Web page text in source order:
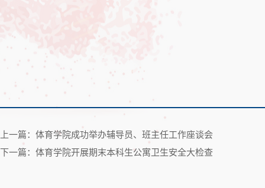
上一篇：体育学院成功举办辅导员、班主任工作座谈会
下一篇：体育学院开展期末本科生公寓卫生安全大检查